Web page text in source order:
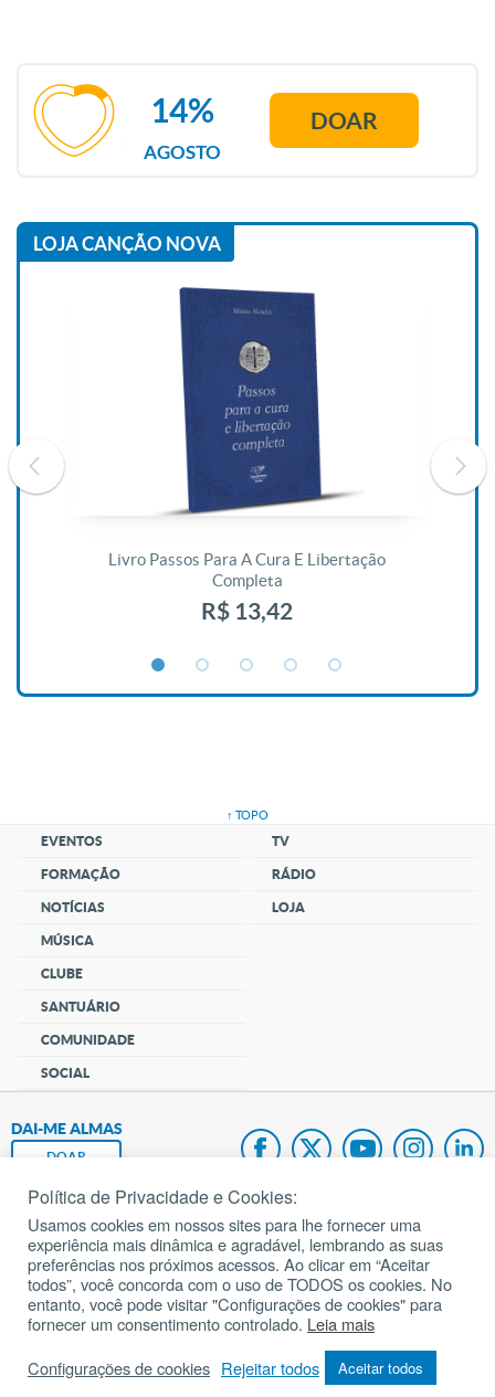
AGOSTO
14% DOAR
LOJA CANÇÃO NOVA
Livro Passos Para A Cura E Libertação
Completa
R$ 13,42
↑ TOPO
EVENTOS
FORMAÇÃO
NOTÍCIAS
MÚSICA
CLUBE
SANTUÁRIO
COMUNIDADE
SOCIAL
TV
RÁDIO
LOJA
DAI-ME ALMAS
DOAR
Fundação João Paulo II
Pedido de Oração
Mapa do site
Todos os direitos reservados.
Política de Privacidade e Cookies:
Usamos cookies em nossos sites para lhe fornecer uma
experiência mais dinâmica e agradável, lembrando as suas
preferências nos próximos acessos. Ao clicar em “Aceitar
todos”, você concorda com o uso de TODOS os cookies. No
entanto, você pode visitar "Configurações de cookies" para
fornecer um consentimento controlado. Leia mais
Configurações de cookies Rejeitar todos Aceitar todos